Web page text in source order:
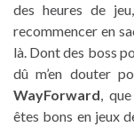
des heures de
recommencer en
là. Dont des boss
dû m’en douter
WayForward,
êtes bons en jeux